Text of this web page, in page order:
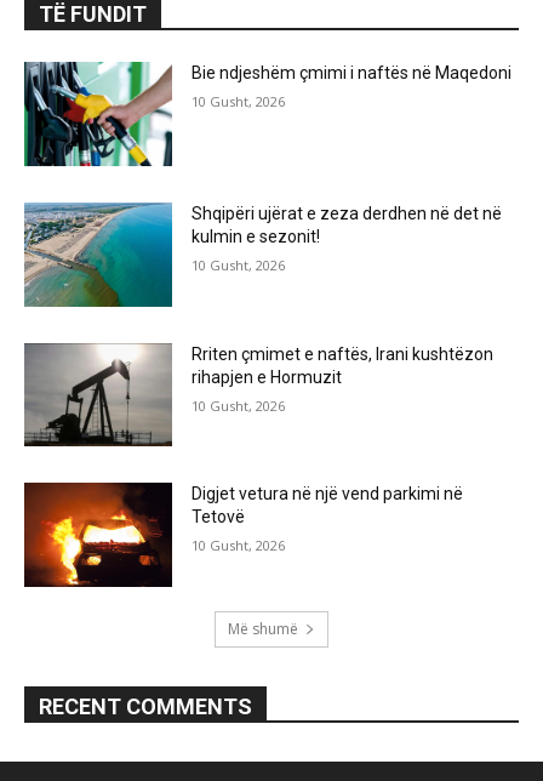
TË FUNDIT
Bie ndjeshëm çmimi i naftës në Maqedoni
10 Gusht, 2026
Shqipëri ujërat e zeza derdhen në det në
kulmin e sezonit!
10 Gusht, 2026
Rriten çmimet e naftës, Irani kushtëzon
rihapjen e Hormuzit
10 Gusht, 2026
Digjet vetura në një vend parkimi në
Tetovë
10 Gusht, 2026
Më shumë
RECENT COMMENTS